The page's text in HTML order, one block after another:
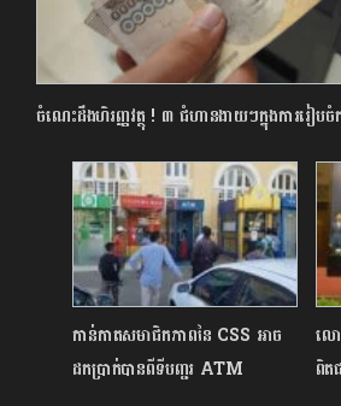
ចំណេះដឹងហិរញ្ញវត្ថុ ! ៣ ជំហានងាយៗក្នុងការរៀបចំ
កាន់កាតសមាជិកភាពនៃ CSS អាច
ដកប្រាក់បានពីទីបញ្ជរ ATM
លោ
ពិត